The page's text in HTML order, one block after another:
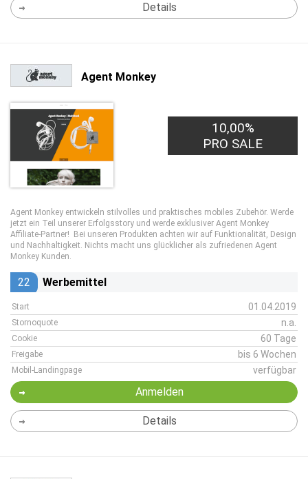
Details
Agent Monkey
10,00%
PRO SALE
Agent Monkey entwickeln stilvolles und praktisches mobiles Zubehör. Werde
jetzt ein Teil unserer Erfolgsstory und werde exklusiver Agent Monkey
Affiliate-Partner! Bei unseren Produkten achten wir auf Funktionalität, Design
und Nachhaltigkeit. Nichts macht uns glücklicher als zufriedenen Agent
Monkey Kunden.
22 Werbemittel
Start 01.04.2019
Stornoquote n.a.
Cookie 60 Tage
Freigabe bis 6 Wochen
Mobil-Landingpage verfügbar
Anmelden
Details